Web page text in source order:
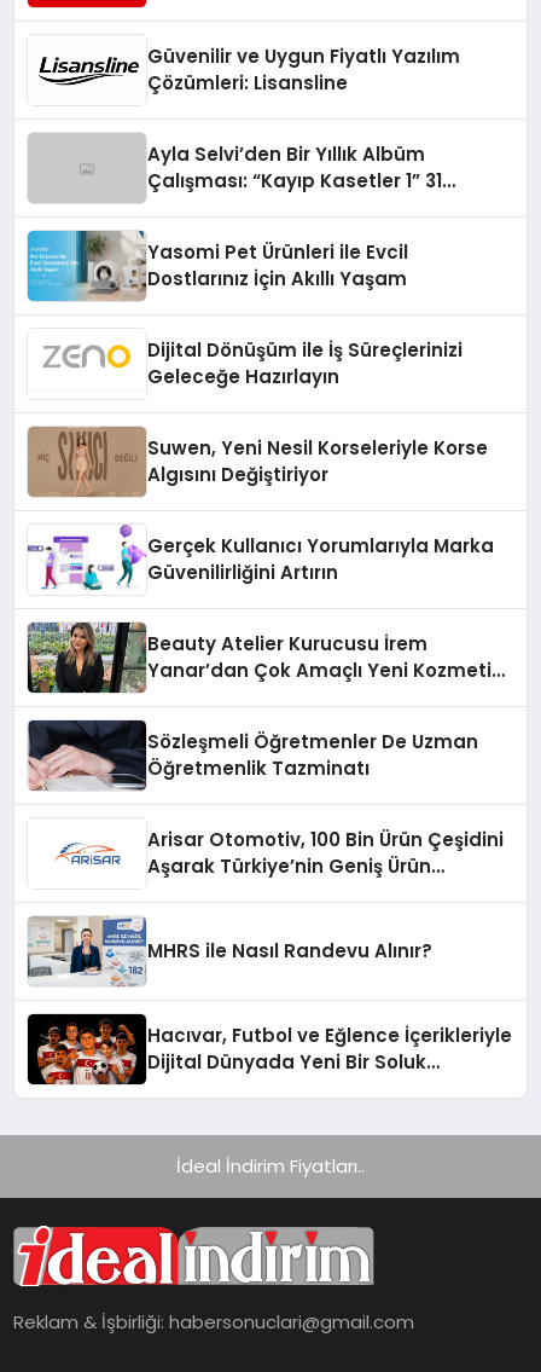
Güvenilir ve Uygun Fiyatlı Yazılım
Çözümleri: Lisansline
Ayla Selvi’den Bir Yıllık Albüm
Çalışması: “Kayıp Kasetler 1” 31
Yasomi Pet Ürünleri ile Evcil
Dostlarınız İçin Akıllı Yaşam
Dijital Dönüşüm ile İş Süreçlerinizi
Geleceğe Hazırlayın
Suwen, Yeni Nesil Korseleriyle Korse
Algısını Değiştiriyor
Gerçek Kullanıcı Yorumlarıyla Marka
Güvenilirliğini Artırın
Beauty Atelier Kurucusu İrem
Yanar’dan Çok Amaçlı Yeni Kozmetik
Sözleşmeli Öğretmenler De Uzman
Öğretmenlik Tazminatı
Arisar Otomotiv, 100 Bin Ürün Çeşidini
Aşarak Türkiye’nin Geniş Ürün
MHRS ile Nasıl Randevu Alınır?
Hacıvar, Futbol ve Eğlence İçerikleriyle
Dijital Dünyada Yeni Bir Soluk
İdeal İndirim Fiyatları..
Reklam & İşbirliği:habersonuclari@gmail.com